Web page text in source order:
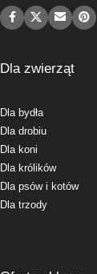
Dla zwierząt
Dla bydła
Dla drobiu
Dla koni
Dla królików
Dla psów i kotów
Dla trzody